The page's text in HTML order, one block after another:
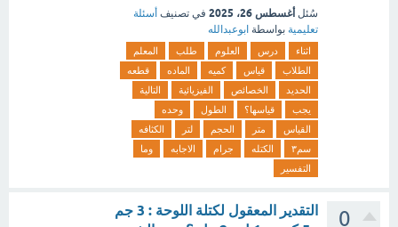
سُئل أغسطس 26، 2025 في تصنيف أسئلة
تعليمية بواسطة ابوعبدالله
اثناء درس العلوم طلب
المعلم
الطلاب
قياس كميه الماده
قطعه
الحديد
الخصائص الفيزيائية
التالية
يجب
قياسها؟ الطول
وحده
القياس
متر الحجم لتر
الكثافه
سم٣
الكتله جرام الاجابه
وما
التفسير
0
التقدير المعقول لكتلة اللوحة : 3 جم